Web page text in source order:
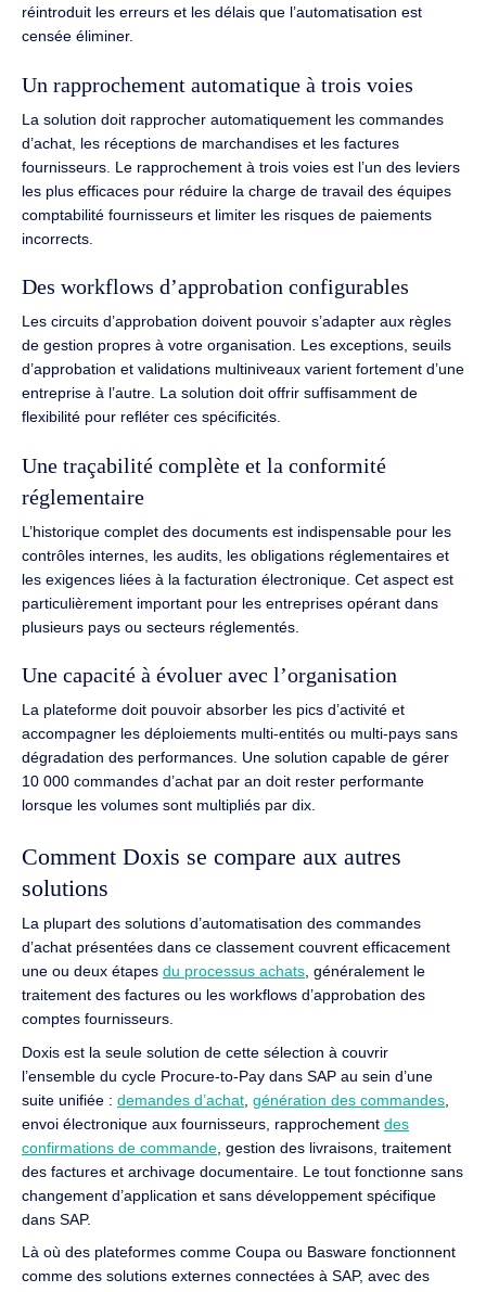
réintroduit les erreurs et les délais que l’automatisation est
censée éliminer.
Un rapprochement automatique à trois voies
La solution doit rapprocher automatiquement les commandes
d’achat, les réceptions de marchandises et les factures
fournisseurs. Le rapprochement à trois voies est l’un des leviers
les plus efficaces pour réduire la charge de travail des équipes
comptabilité fournisseurs et limiter les risques de paiements
incorrects.
Des workflows d’approbation configurables
Les circuits d’approbation doivent pouvoir s’adapter aux règles
de gestion propres à votre organisation. Les exceptions, seuils
d’approbation et validations multiniveaux varient fortement d’une
entreprise à l’autre. La solution doit offrir suffisamment de
flexibilité pour refléter ces spécificités.
Une traçabilité complète et la conformité
réglementaire
L’historique complet des documents est indispensable pour les
contrôles internes, les audits, les obligations réglementaires et
les exigences liées à la facturation électronique. Cet aspect est
particulièrement important pour les entreprises opérant dans
plusieurs pays ou secteurs réglementés.
Une capacité à évoluer avec l’organisation
La plateforme doit pouvoir absorber les pics d’activité et
accompagner les déploiements multi-entités ou multi-pays sans
dégradation des performances. Une solution capable de gérer
10 000 commandes d’achat par an doit rester performante
lorsque les volumes sont multipliés par dix.
Comment Doxis se compare aux autres
solutions
La plupart des solutions d’automatisation des commandes
d’achat présentées dans ce classement couvrent efficacement
une ou deux étapes du processus achats , généralement le
traitement des factures ou les workflows d’approbation des
comptes fournisseurs.
Doxis est la seule solution de cette sélection à couvrir
l’ensemble du cycle Procure-to-Pay dans SAP au sein d’une
suite unifiée : demandes d’achat génération des commandes
envoi électronique aux fournisseurs, rapprochement des
confirmations de commande , gestion des livraisons, traitement
des factures et archivage documentaire. Le tout fonctionne sans
changement d’application et sans développement spécifique
dans SAP.
Là où des plateformes comme Coupa ou Basware fonctionnent
comme des solutions externes connectées à SAP, avec des